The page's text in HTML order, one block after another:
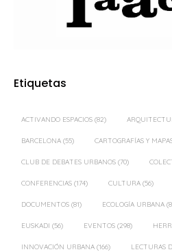
Etiquetas
ACTIVANDO ESPACIOS (82)
BARCELONA (55) CARTOGRAFÍAS Y
CLUB DE DEBATES URBANOS (70)
CONFERENCIAS (174) CULTURA (56)
DOCUMENTOS (81) ECOLOGÍA URBANA
EUSKADI (56) EVENTOS (298)
INNOVACIÓN URBANA (166) LECTURAS